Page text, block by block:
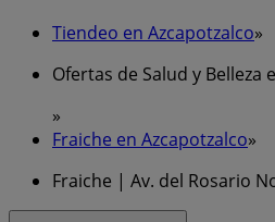
Tiendeo en Azcapotzalco»
Ofertas de Salud y Belleza
»
Fraiche en Azcapotzalco»
Fraiche | Av. del Rosario